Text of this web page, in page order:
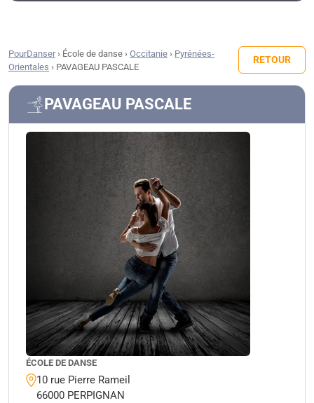
PourDanser› École de danse › Occitanie › Pyrénées-
Orientales › PAVAGEAU PASCALE
RETOUR
PAVAGEAU PASCALE
ÉCOLE DE DANSE
10 rue Pierre Rameil
66000 PERPIGNAN